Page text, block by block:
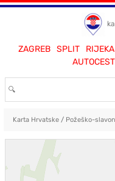
ZAGREB SPLIT RIJEKA
Karta Hrvatske/ Požeško-